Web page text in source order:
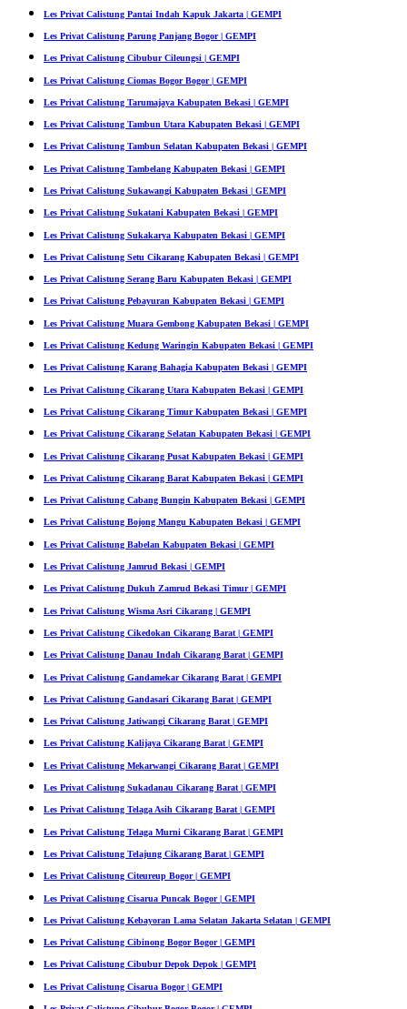
Les Privat Calistung Pantai Indah Kapuk Jakarta | GEMPI
Les Privat Calistung Parung Panjang Bogor | GEMPI
Les Privat Calistung Cibubur Cileungsi | GEMPI
Les Privat Calistung Ciomas Bogor Bogor | GEMPI
Les Privat Calistung Tarumajaya Kabupaten Bekasi | GEMPI
Les Privat Calistung Tambun Utara Kabupaten Bekasi | GEMPI
Les Privat Calistung Tambun Selatan Kabupaten Bekasi | GEMPI
Les Privat Calistung Tambelang Kabupaten Bekasi | GEMPI
Les Privat Calistung Sukawangi Kabupaten Bekasi | GEMPI
Les Privat Calistung Sukatani Kabupaten Bekasi | GEMPI
Les Privat Calistung Sukakarya Kabupaten Bekasi | GEMPI
Les Privat Calistung Setu Cikarang Kabupaten Bekasi | GEMPI
Les Privat Calistung Serang Baru Kabupaten Bekasi | GEMPI
Les Privat Calistung Pebayuran Kabupaten Bekasi | GEMPI
Les Privat Calistung Muara Gembong Kabupaten Bekasi | GEMPI
Les Privat Calistung Kedung Waringin Kabupaten Bekasi | GEMPI
Les Privat Calistung Karang Bahagia Kabupaten Bekasi | GEMPI
Les Privat Calistung Cikarang Utara Kabupaten Bekasi | GEMPI
Les Privat Calistung Cikarang Timur Kabupaten Bekasi | GEMPI
Les Privat Calistung Cikarang Selatan Kabupaten Bekasi | GEMPI
Les Privat Calistung Cikarang Pusat Kabupaten Bekasi | GEMPI
Les Privat Calistung Cikarang Barat Kabupaten Bekasi | GEMPI
Les Privat Calistung Cabang Bungin Kabupaten Bekasi | GEMPI
Les Privat Calistung Bojong Mangu Kabupaten Bekasi | GEMPI
Les Privat Calistung Babelan Kabupaten Bekasi | GEMPI
Les Privat Calistung Jamrud Bekasi | GEMPI
Les Privat Calistung Dukuh Zamrud Bekasi Timur | GEMPI
Les Privat Calistung Wisma Asri Cikarang | GEMPI
Les Privat Calistung Cikedokan Cikarang Barat | GEMPI
Les Privat Calistung Danau Indah Cikarang Barat | GEMPI
Les Privat Calistung Gandamekar Cikarang Barat | GEMPI
Les Privat Calistung Gandasari Cikarang Barat | GEMPI
Les Privat Calistung Jatiwangi Cikarang Barat | GEMPI
Les Privat Calistung Kalijaya Cikarang Barat | GEMPI
Les Privat Calistung Mekarwangi Cikarang Barat | GEMPI
Les Privat Calistung Sukadanau Cikarang Barat | GEMPI
Les Privat Calistung Telaga Asih Cikarang Barat | GEMPI
Les Privat Calistung Telaga Murni Cikarang Barat | GEMPI
Les Privat Calistung Telajung Cikarang Barat | GEMPI
Les Privat Calistung Citeureup Bogor | GEMPI
Les Privat Calistung Cisarua Puncak Bogor | GEMPI
Les Privat Calistung Kebayoran Lama Selatan Jakarta Selatan | GEMPI
Les Privat Calistung Cibinong Bogor Bogor | GEMPI
Les Privat Calistung Cibubur Depok Depok | GEMPI
Les Privat Calistung Cisarua Bogor | GEMPI